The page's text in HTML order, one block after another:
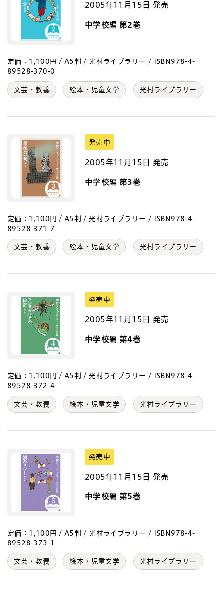
2005年11月15日 発売
中学校編 第2巻
定価：1,100円 / A5判 / 光村ライブラリー / ISBN978-4-
89528-370-0
文芸・教養 絵本・児童文学 光村ライブラリー
発売中
2005年11月15日 発売
中学校編 第3巻
定価：1,100円 / A5判 / 光村ライブラリー / ISBN978-4-
89528-371-7
文芸・教養 絵本・児童文学 光村ライブラリー
発売中
2005年11月15日 発売
中学校編 第4巻
定価：1,100円 / A5判 / 光村ライブラリー / ISBN978-4-
89528-372-4
文芸・教養 絵本・児童文学 光村ライブラリー
発売中
2005年11月15日 発売
中学校編 第5巻
定価：1,100円 / A5判 / 光村ライブラリー / ISBN978-4-
89528-373-1
文芸・教養 絵本・児童文学 光村ライブラリー